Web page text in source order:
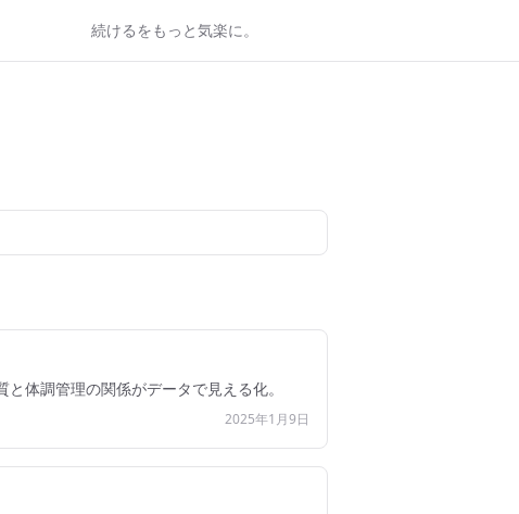
続けるをもっと気楽に。
体調管理の関係がデータで見える化。
2025年1月9日